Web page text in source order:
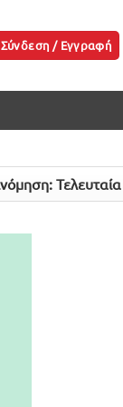
Σύνδεση / Εγγραφή